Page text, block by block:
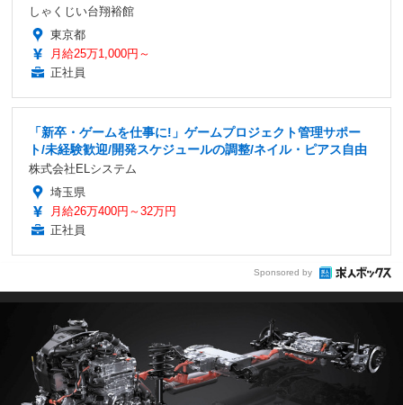
しゃくじい台翔裕館
東京都
月給25万1,000円～
正社員
「新卒・ゲームを仕事に!」ゲームプロジェクト管理サポー
ト/未経験歓迎/開発スケジュールの調整/ネイル・ピアス自由
株式会社ELシステム
埼玉県
月給26万400円～32万円
正社員
Sponsored by